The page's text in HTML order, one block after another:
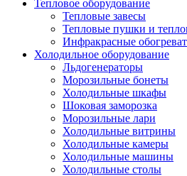
Тепловое оборудование
Тепловые завесы
Тепловые пушки и
Инфракрасные
Холодильное оборудование
Льдогенераторы
Морозильные бонеты
Холодильные шкафы
Шоковая заморозка
Морозильные лари
Холодильные витрины
Холодильные камеры
Холодильные машины
Холодильные столы